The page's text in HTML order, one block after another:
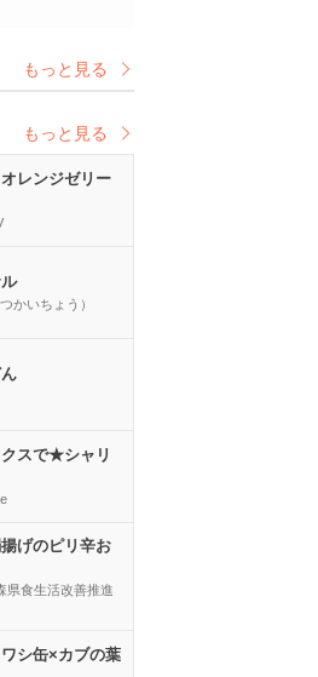
もっと見る
もっと見る
レンジゼリー
かいちょう）
スで★シャリ
揚げのピリ辛お
県食生活改善推進
シ缶×カブの葉